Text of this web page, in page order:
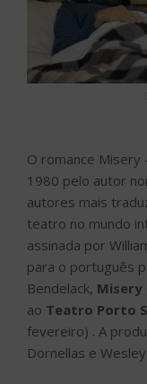
O romance Misery
1980 pelo autor
autores mais
teatro no mundo
assinada por
para o português
Bendelack, Misery
ao Teatro Porto
fevereiro) . A
Dornellas e